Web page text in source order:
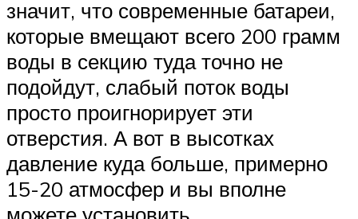
значит, что современные батареи,
которые вмещают всего 200 грамм
воды в секцию туда точно не
подойдут, слабый поток воды
просто проигнорирует эти
отверстия. А вот в высотках
давление куда больше, примерно
15-20 атмосфер и вы вполне